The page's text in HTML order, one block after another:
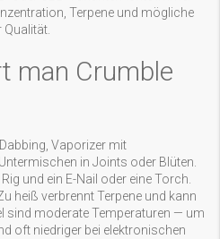
Terpene und mögliche
man Crumble
Vaporizer mit
in Joints oder Blüten.
und ein E-Nail oder eine Torch.
heiß verbrennt Terpene und kann
sind moderate Temperaturen — um
oft niedriger bei elektronischen